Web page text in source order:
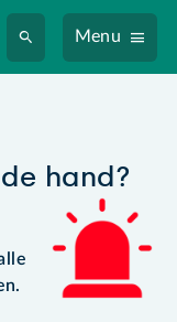
Menu
hand?